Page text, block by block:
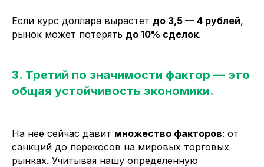
Если курс доллара вырастет до 3,5 — 4 рублей,
рынок может потерять до 10% сделок.
3. Третий по значимости фактор — это
общая устойчивость экономики.
На неё сейчас давит множество факторов: от
санкций до перекосов на мировых торговых
рынках. Учитывая нашу определенную